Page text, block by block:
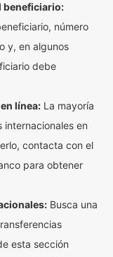
beneficiario:
número
y, en algunos
debe
línea: La mayoría
en
contacta con el
para obtener
Busca una
esta sección